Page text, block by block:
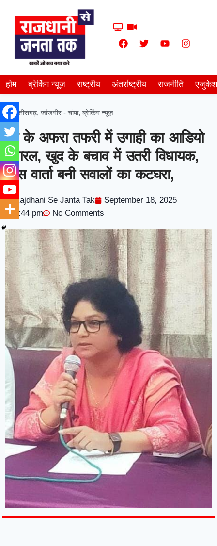
होम ब्रेकिंग न्यूज़ राष्ट्रीय अंतर्राष्ट्रीय राजनीति
छत्तीसगढ़,जांजगीर - चांपा,ब्रेकिंग न्यूज़
रेत के अफरा तफरी में उगाही का आडियो
वयारल, खुद के बचाव में उतरी विधायक,
प्रेस वार्ता बनी सवालों का कटघरा,
Rajdhani Se Janta Tak
September 18, 2025
6:44 pm
No Comments